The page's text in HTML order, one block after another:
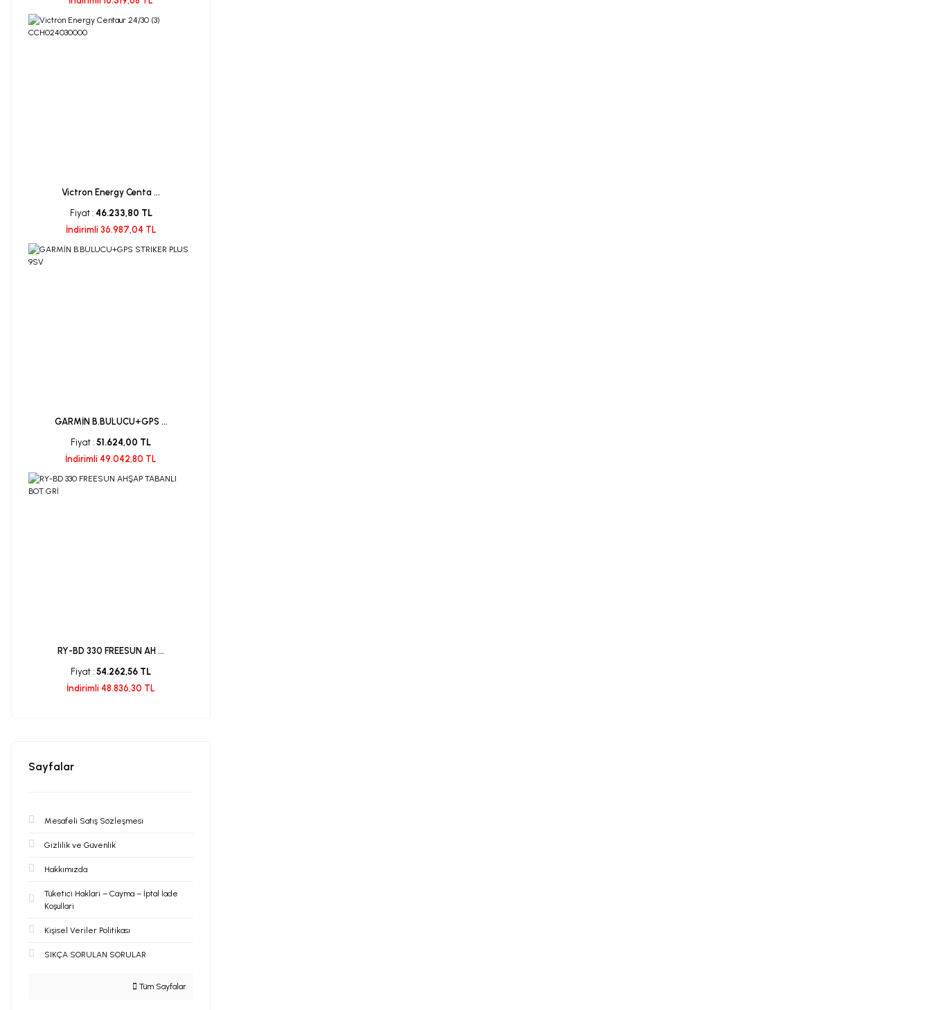
Victron Energy Centa ...
Fiyat : 46.233,80 TL
İndirimli 36.987,04 TL
GARMİN B.BULUCU+GPS ...
Fiyat : 51.624,00 TL
İndirimli 49.042,80 TL
RY-BD 330 FREESUN AH ...
Fiyat : 54.262,56 TL
İndirimli 48.836,30 TL
Sayfalar
Mesafeli Satış Sözleşmesi
Gizlilik ve Güvenlik
Hakkımızda
Tüketici Haklari – Cayma – İptal İade
Koşullari
Kişisel Veriler Politikası
SIKÇA SORULAN SORULAR
Tüm Sayfalar